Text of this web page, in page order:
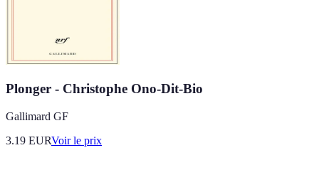
Plonger - Christophe Ono-Dit-Bio
Gallimard GF
3.19 EURVoir le prix